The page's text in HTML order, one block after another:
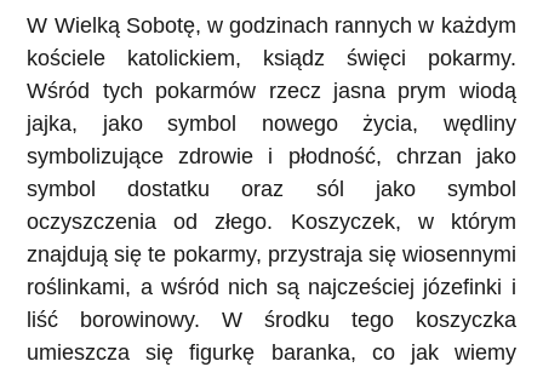
W Wielką Sobotę, w godzinach rannych w każdym
kościele katolickiem, ksiądz święci pokarmy.
Wśród tych pokarmów rzecz jasna prym wiodą
jajka, jako symbol nowego życia, wędliny
symbolizujące zdrowie i płodność, chrzan jako
symbol dostatku oraz sól jako symbol
oczyszczenia od złego. Koszyczek, w którym
znajdują się te pokarmy, przystraja się wiosennymi
roślinkami, a wśród nich są najcześciej józefinki i
liść borowinowy. W środku tego koszyczka
umieszcza się figurkę baranka, co jak wiemy